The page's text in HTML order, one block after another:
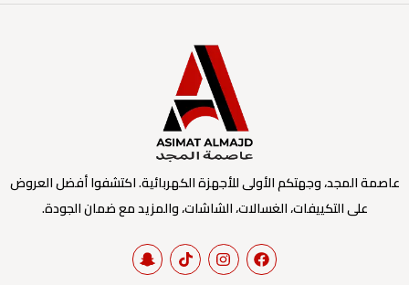
عاصمة المجد، وجهتكم الأولى للأجهزة الكهربائية. اكتشفوا أفضل العروض
على التكييفات، الغسالات، الشاشات، والمزيد مع ضمان الجودة.